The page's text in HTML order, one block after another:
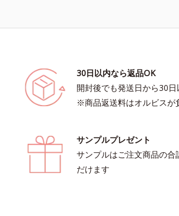
30日以内なら返品OK
開封後でも発送日から30
※商品返送料はオルビスが
サンプルプレゼント
サンプルはご注文商品の合
だけます